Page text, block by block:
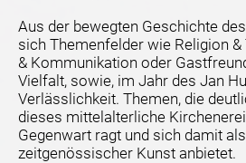
Aus der bewegten Geschichte
sich Themenfelder wie Religion &
& Kommunikation oder
Vielfalt, sowie, im Jahr des Jan
Verlässlichkeit. Themen, die
dieses mittelalterliche
Gegenwart ragt und sich damit
zeitgenössischer Kunst anbietet.